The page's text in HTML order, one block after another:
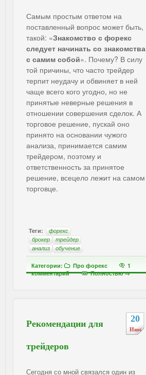
Самым простым ответом на
поставленный вопрос может быть,
такой: «Знакомство с форекс
следует начинать со знакомства
с самим собой». Почему? В силу
той причины, что часто трейдер
терпит неудачу и обвиняет в ней
чаще всего кого угодно, но не
принятые неверные решения в
отношении совершения сделок. А
торговое решение, пускай оно
принято на основании чужого
анализа, принимается самим
трейдером, поэтому и
ответственность за принятое
решение, всецело лежит на самом
торговце.
Теги:
форекс
брокер
трейдер
анализ
обучение
Категории: Про форекс
1
комментарий
Полностью →
20
Июн
Рекомендации для
трейдеров
Сегодня со мной связался один из